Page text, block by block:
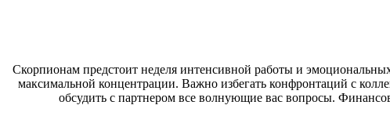
Скорпионам предстоит неделя интенсивной работы и
максимальной концентрации. Важно избегать конфронтаций с
обсудить с партнером все волнующие вас вопросы.